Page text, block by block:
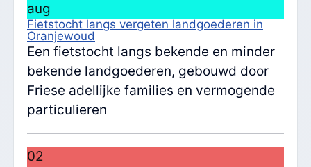
aug
Fietstocht langs vergeten landgoederen in
Oranjewoud
Een fietstocht langs bekende en minder
bekende landgoederen, gebouwd door
Friese adellijke families en vermogende
particulieren
02